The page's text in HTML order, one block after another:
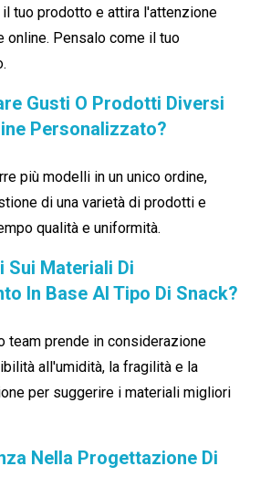
tuo prodotto e attira l'attenzione
online. Pensalo come il tuo
Gusti O Prodotti Diversi
Personalizzato?
più modelli in un unico ordine,
di una varietà di prodotti e
qualità e uniformità.
Sui Materiali Di
In Base Al Tipo Di Snack?
team prende in considerazione
all'umidità, la fragilità e la
per suggerire i materiali migliori
Nella Progettazione Di